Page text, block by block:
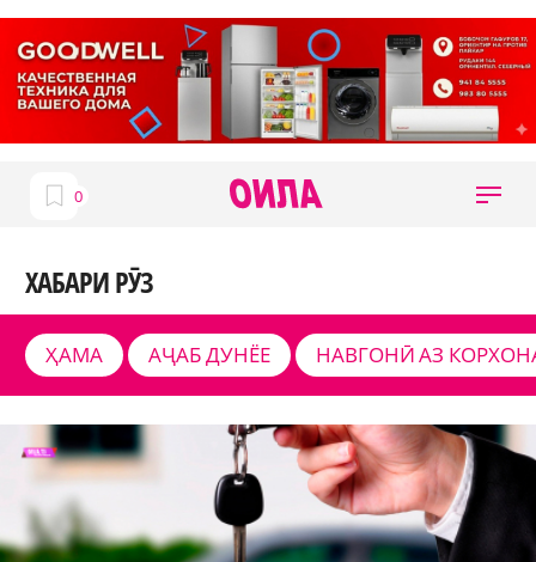
ХАБАРИ РӮЗ
ҲАМА АҶАБ ДУНЁЕ НАВГОНӢ АЗ